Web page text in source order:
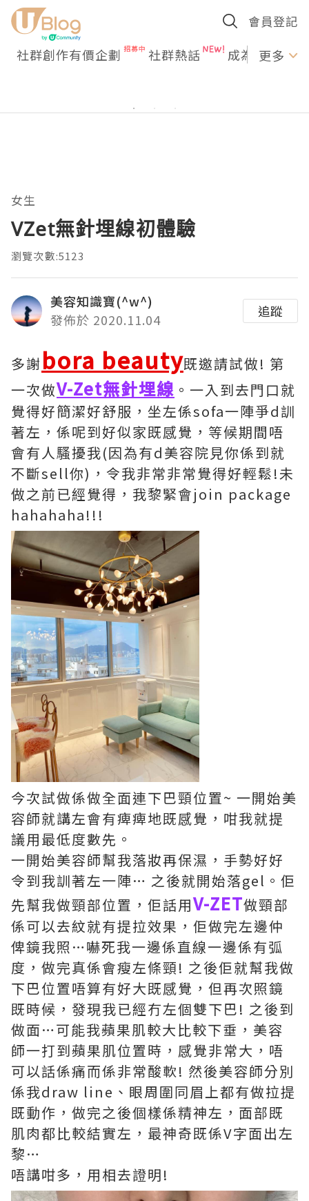
會員登記
社群創作有價企劃 社群熱話 成為U更多
女生
VZet無針埋線初體驗
瀏覽次數:5123
美容知識寶(^w^)
發佈於 2020.11.04
追蹤
多謝bora beauty既邀請試做! 第
一次做V-Zet無針埋線 。一入到去門口就
覺得好簡潔好舒服，坐左係sofa一陣爭d訓
著左，係呢到好似家既感覺，等候期間唔
會有人騷擾我(因為有d美容院見你係到就
不斷sell你)，令我非常非常覺得好輕鬆!未
做之前已經覺得，我黎緊會join package
hahahaha!!!
今次試做係做全面連下巴頸位置~ 一開始美
容師就講左會有痺痺地既感覺，咁我就提
議用最低度數先。
一開始美容師幫我落妝再保濕，手勢好好
令到我訓著左一陣… 之後就開始落gel。佢
先幫我做頸部位置，佢話用V-ZET做頸部
係可以去紋就有提拉效果，佢做完左邊仲
俾鏡我照…嚇死我一邊係直線一邊係有弧
度，做完真係會瘦左條頸! 之後佢就幫我做
下巴位置唔算有好大既感覺，但再次照鏡
既時候，發現我已經冇左個雙下巴! 之後到
做面…可能我蘋果肌較大比較下垂，美容
師一打到蘋果肌位置時，感覺非常大，唔
可以話係痛而係非常酸軟! 然後美容師分別
係我draw line、眼周圍同眉上都有做拉提
既動作，做完之後個樣係精神左，面部既
肌肉都比較結實左，最神奇既係V字面出左
黎…
唔講咁多，用相去證明!